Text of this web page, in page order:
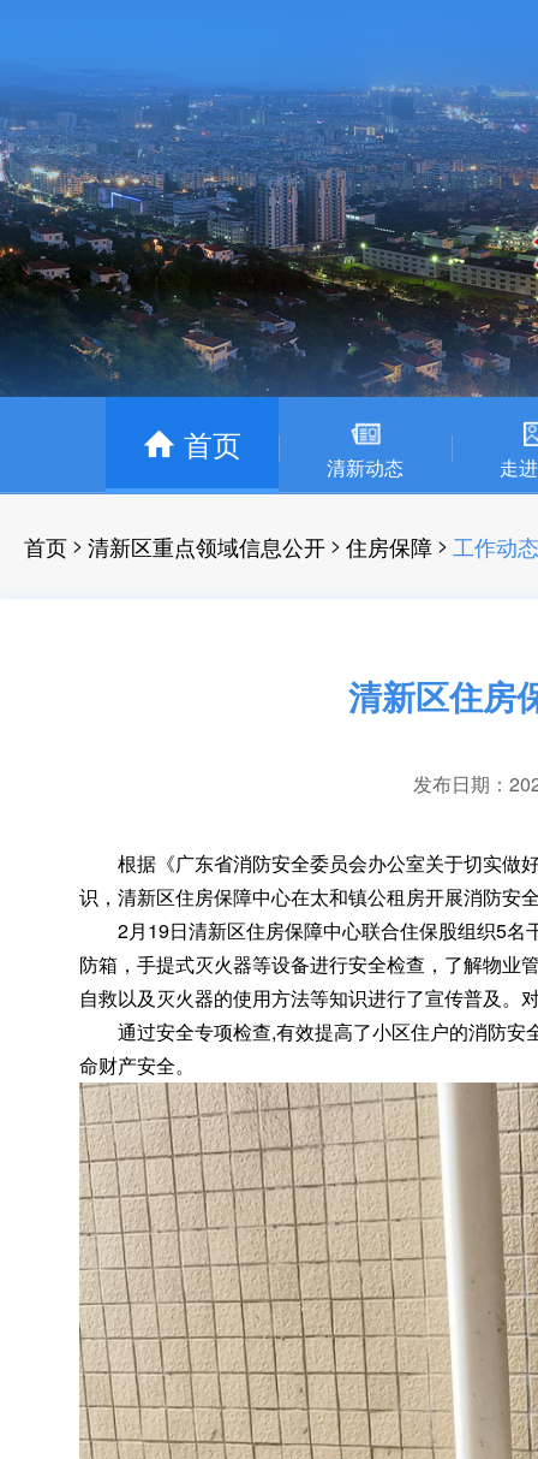
首页
清新动态 走
首页 > 清新区重点领域信息公开 > 住房保障 > 工作动态
清新区住房
发布日期：
根据《广东省消防安全委员会办公室关于切实做
识，清新区住房保障中心在太和镇公租房开展消防安
2月19日清新区住房保障中心联合住保股组织5名
防箱 ， 手提式灭火器等设备进行安全检查，了解物业
自救以及灭火器的使用方法等知识进行了宣传普及。
通过安全专项检查,有效提高了小区住户的消防安
命财产安全。